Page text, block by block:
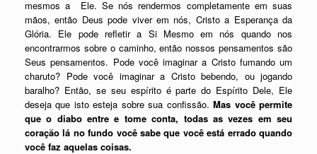
mesmos a Ele. Se nós rendermos completamente em suas
mãos, então Deus pode viver em nós, Cristo a Esperança da
Glória. Ele pode refletir a Si Mesmo em nós quando nos
encontrarmos sobre o caminho, então nossos pensamentos são
Seus pensamentos. Pode você imaginar a Cristo fumando um
charuto? Pode você imaginar a Cristo bebendo, ou jogando
baralho? Então, se seu espírito é parte do Espírito Dele, Ele
deseja que isto esteja sobre sua confissão.Mas você permite
que o diabo entre e tome conta, todas as vezes em seu
coração lá no fundo você sabe que você está errado quando
você faz aquelas coisas.